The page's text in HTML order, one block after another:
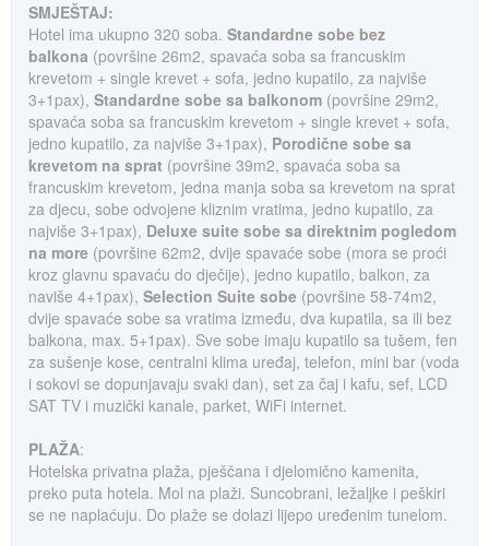
SMJEŠTAJ:
Hotel ima ukupno 320 soba. Standardne sobe bez
balkona (površine 26m2, spavaća soba sa francuskim
krevetom + single krevet + sofa, jedno kupatilo, za najviše
3+1pax), Standardne sobe sa balkonom (površine 29m2,
spavaća soba sa francuskim krevetom + single krevet + sofa,
jedno kupatilo, za najviše 3+1pax), Porodične sobe sa
krevetom na sprat (površine 39m2, spavaća soba sa
francuskim krevetom, jedna manja soba sa krevetom na sprat
za djecu, sobe odvojene kliznim vratima, jedno kupatilo, za
najviše 3+1pax), Deluxe suite sobe sa direktnim pogledom
na more (površine 62m2, dvije spavaće sobe (mora se proći
kroz glavnu spavaću do dječije), jedno kupatilo, balkon, za
naviše 4+1pax), Selection Suite sobe (površine 58-74m2,
dvije spavaće sobe sa vratima između, dva kupatila, sa ili bez
balkona, max. 5+1pax). Sve sobe imaju kupatilo sa tušem, fen
za sušenje kose, centralni klima uređaj, telefon, mini bar (voda
i sokovi se dopunjavaju svaki dan), set za čaj i kafu, sef, LCD
SAT TV i muzički kanale, parket, WiFi internet.
PLAŽA:
Hotelska privatna plaža, pješčana i djelomično kamenita,
preko puta hotela. Mol na plaži. Suncobrani, ležaljke i peškiri
se ne naplaćuju. Do plaže se dolazi lijepo uređenim tunelom.